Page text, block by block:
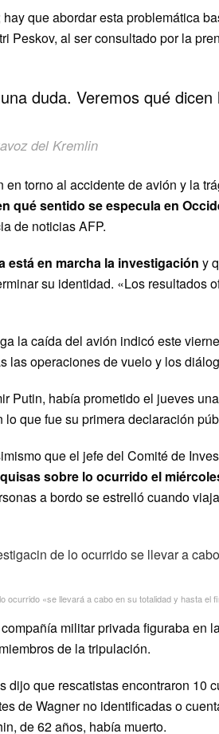
que abordar esta problemática
Peskov, al ser consultado por la
duda. Veremos qué
del Kremlin
torno al accidente de avión y la
qué sentido se especula en
de noticias AFP.
está en marcha la investigación y
su identidad. «Los resultados
la caída del avión indicó este
las operaciones de vuelo y los
Putin, había prometido el jueves
que fue su primera declaración
que el jefe del Comité de
sobre lo ocurrido el
a bordo se estrelló cuando
ocurrido «se llevará a cabo en su totalidad y hasta el
militar privada figuraba en
de la tripulación.
dijo que rescatistas encontraron 10
de Wagner no identificadas o
de 62 años, había muerto.